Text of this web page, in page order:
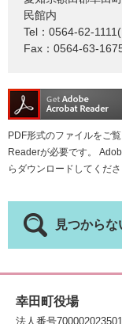
民館内
Tel：0564-62-
Fax：0564-63-
PDF形式のファイルをご
Readerが必要です。
らダウンロードしてくださ
見つからな
幸田町役場
法人番号